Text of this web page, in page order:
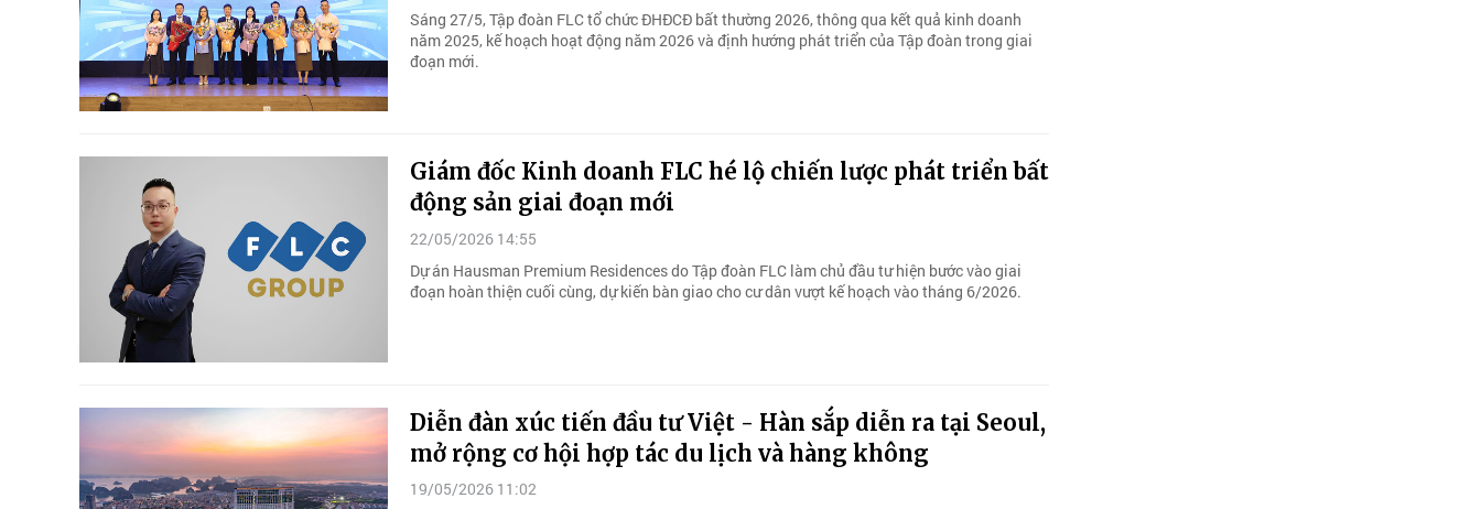
Sáng 27/5, Tập đoàn FLC tổ chức ĐHĐCĐ bất thường 2026, thông qua kết quả kinh doanh
năm 2025, kế hoạch hoạt động năm 2026 và định hướng phát triển của Tập đoàn trong giai
đoạn mới.
Giám đốc Kinh doanh FLC hé lộ chiến lược phát triển bất
động sản giai đoạn mới
22/05/2026 14:55
Dự án Hausman Premium Residences do Tập đoàn FLC làm chủ đầu tư hiện bước vào giai
đoạn hoàn thiện cuối cùng, dự kiến bàn giao cho cư dân vượt kế hoạch vào tháng 6/2026.
Diễn đàn xúc tiến đầu tư Việt - Hàn sắp diễn ra tại Seoul,
mở rộng cơ hội hợp tác du lịch và hàng không
19/05/2026 11:02